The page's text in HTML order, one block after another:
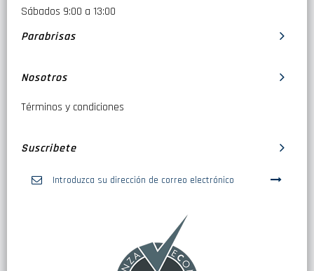
Sábados 9:00 a 13:00
Parabrisas
Nosotros
Términos y condiciones
Suscribete